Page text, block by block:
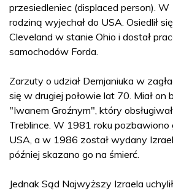
przesiedleniec (displaced person).
rodziną wyjechał do USA. Osiedlił
Cleveland w stanie Ohio i dostał
samochodów Forda.
Zarzuty o udział Demjaniuka w
się w drugiej połowie lat 70. Miał on
"Iwanem Groźnym", który
Treblince. W 1981 roku
USA, a w 1986 został wydany
później skazano go na śmierć.
Jednak Sąd Najwyższy Izraela